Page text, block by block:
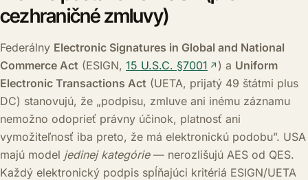
cezhraničné zmluvy)
Federálny Electronic Signatures in Global and National
Commerce Act (ESIGN, 15 U.S.C. §7001 ) a Uniform
Electronic Transactions Act (UETA, prijatý 49 štátmi plus
DC) stanovujú, že „podpisu, zmluve ani inému záznamu
nemožno odoprieť právny účinok, platnosť ani
vymožiteľnosť iba preto, že má elektronickú podobu”. USA
majú model jedinej kategórie— nerozlišujú AES od QES.
Každý elektronický podpis spĺňajúci kritériá ESIGN/UETA